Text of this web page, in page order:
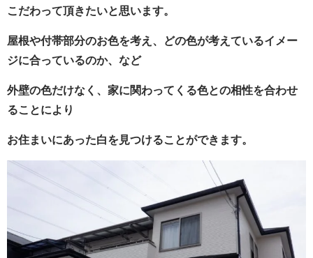
こだわって頂きたいと思います。
屋根や付帯部分のお色を考え、どの色が考えているイメー
ジに合っているのか、など
外壁の色だけなく、家に関わってくる色との相性を合わせ
ることにより
お住まいにあった白を見つけることができます。